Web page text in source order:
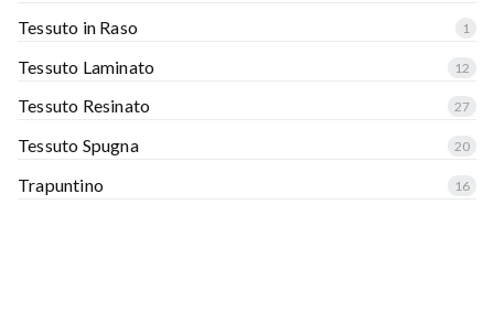
Tessuto in Raso 1
Tessuto Laminato 12
Tessuto Resinato 27
Tessuto Spugna 20
Trapuntino 16